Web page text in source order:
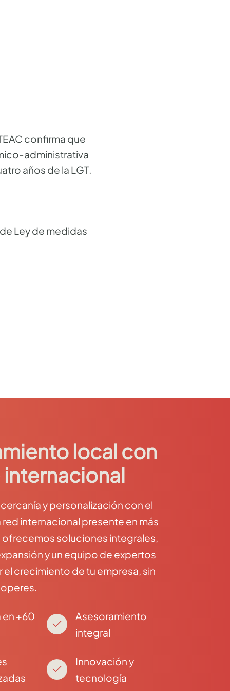
confirma que
administrativa
años de la LGT.
Ley de medidas
local con
y personalización con el
internacional presente en más
ofrecemos soluciones integrales,
y un equipo de expertos
el crecimiento de tu empresa, sin
en +60
Asesoramiento
integral
Innovación y
tecnología